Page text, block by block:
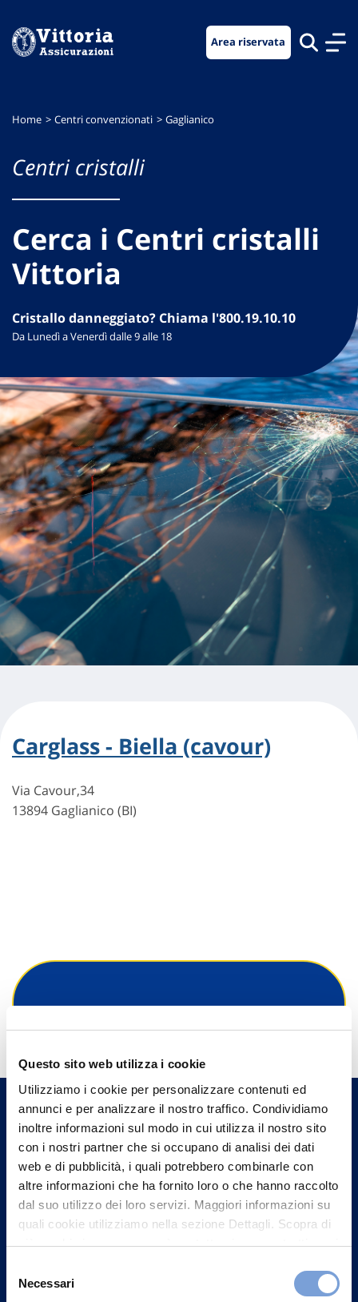
Questo sito web utilizza i cookie
Utilizziamo i cookie per personalizzare contenuti ed
annunci e per analizzare il nostro traffico. Condividiamo
inoltre informazioni sul modo in cui utilizza il nostro sito
con i nostri partner che si occupano di analisi dei dati
web e di pubblicità, i quali potrebbero combinarle con
altre informazioni che ha fornito loro o che hanno raccolto
dal suo utilizzo dei loro servizi. Maggiori informazioni su
quali cookie utilizziamo nella sezione Dettagli. Scopra di
più su chi siamo, come può contattarci e come trattiamo i
può trovare nel footer del sito nella sezione "Informativa
delNecessari
menu
contenuto
footer
Area riservata
Home Centri convenzionati Gaglianico
Centri cristalli
Cerca i Centri cristalli
Vittoria
Cristallo danneggiato? Chiama l'800.19.10.10
Da Lunedì a Venerdì dalle 9 alle 18
Carglass - Biella (cavour)
Via Cavour,34
13894 Gaglianico (BI)
Trova l'Agenzia più vicina a te e parla con
un nostro Agente.
Contattaci